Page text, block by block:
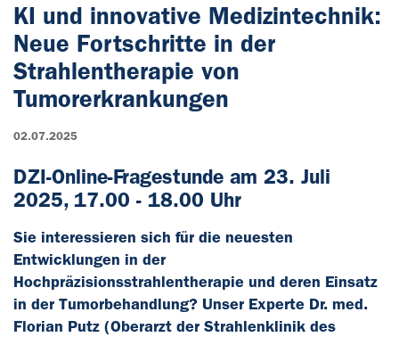
KI und innovative Medizintechnik:
Neue Fortschritte in der
Strahlentherapie von
Tumorerkrankungen
02.07.2025
DZI-Online-Fragestunde am 23. Juli
2025, 17.00 - 18.00 Uhr
Sie interessieren sich für die neuesten
Entwicklungen in der
Hochpräzisionsstrahlentherapie und deren Einsatz
in der Tumorbehandlung? Unser Experte Dr. med.
Florian Putz (Oberarzt der Strahlenklinik des